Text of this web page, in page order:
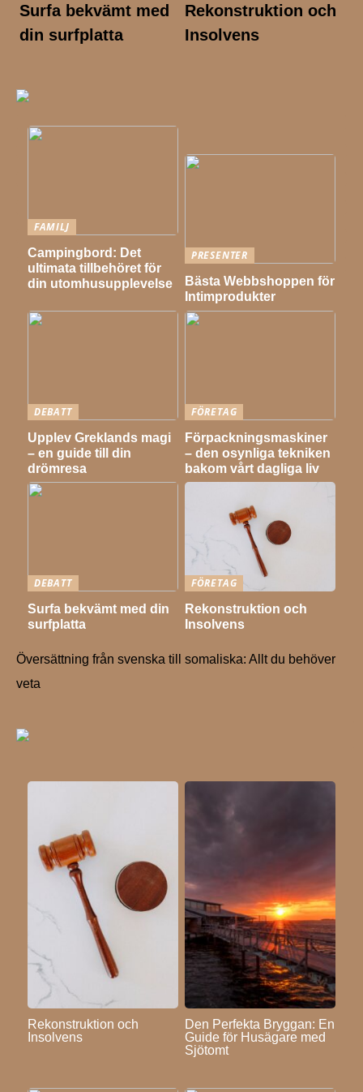
Surfa bekvämt med
din surfplatta
Rekonstruktion och
Insolvens
FAMILJ
Campingbord: Det
ultimata tillbehöret för
din utomhusupplevelse
PRESENTER
Bästa Webbshoppen för
Intimprodukter
DEBATT
Upplev Greklands magi
– en guide till din
drömresa
FÖRETAG
Förpackningsmaskiner
– den osynliga tekniken
bakom vårt dagliga liv
DEBATT
Surfa bekvämt med din
surfplatta
FÖRETAG
Rekonstruktion och
Insolvens
Översättning från svenska till somaliska: Allt du behöver
veta
Rekonstruktion och
Insolvens
Den Perfekta Bryggan: En
Guide för Husägare med
Sjötomt